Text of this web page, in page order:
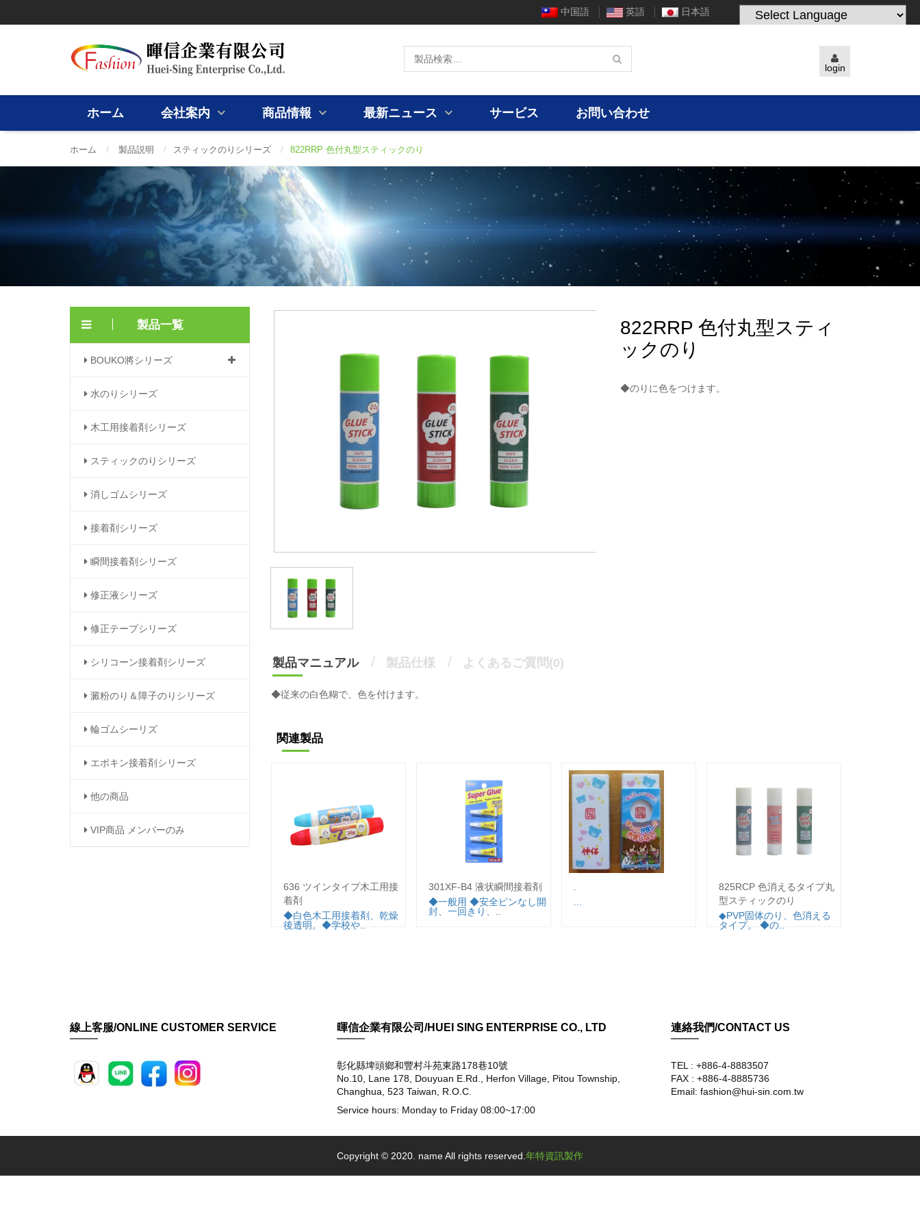
中国語 英語 日本語
login
ホーム 会社案内 商品情報 最新ニュース サービス お問い合わせ
ホーム / 製品説明 / スティックのりシリーズ / 822RRP 色付丸型スティックのり
製品一覧
BOUKO將シリーズ
水のりシリーズ
木工用接着剤シリーズ
スティックのりシリーズ
消しゴムシリーズ
接着剤シリーズ
瞬間接着剤シリーズ
修正液シリーズ
修正テープシリーズ
シリコーン接着剤シリーズ
澱粉のり＆障子のりシリーズ
輪ゴムシーリズ
エポキン接着剤シリーズ
他の商品
VIP商品 メンバーのみ
822RRP 色付丸型スティ
ックのり
◆のりに色をつけます。
製品マニュアル 製品仕様 よくあるご質問(0)
◆従来の白色糊で、色を付けます。
関連製品
636 ツインタイプ木工用接
着剤
◆白色木工用接着剤、乾燥
後透明。◆学校や..
301XF-B4 液状瞬間接着剤
◆一般用 ◆安全ピンなし開
封、一回きり、..
825RCP 色消えるタイプ丸
型スティックのり
◆PVP固体のり、色消える
タイプ。 ◆の..
線上客服/ONLINE CUSTOMER SERVICE 暉信企業有限公司/HUEI SING ENTERPRISE CO., LTD
彰化縣埤頭鄉和豐村斗苑東路178巷10號
No.10, Lane 178, Douyuan E.Rd., Herfon Village, Pitou Township,
Changhua, 523 Taiwan, R.O.C.
Service hours: Monday to Friday 08:00~17:00
連絡我們/CONTACT US
TEL : +886-4-8883507
FAX : +886-4-8885736
Email: fashion@hui-sin.com.tw
Copyright © 2020. name All rights reserved. 年特資訊製作